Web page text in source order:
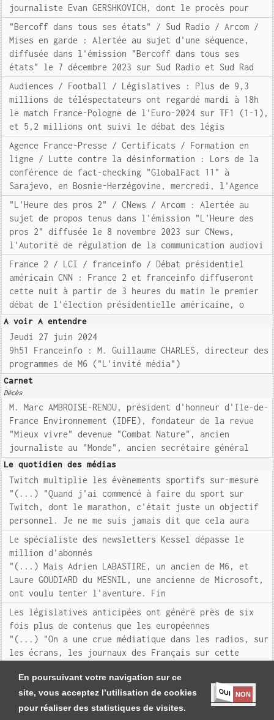
En poursuivant votre navigation sur ce
site, vous acceptez l’utilisation de cookies
pour réaliser des statistiques de visites.
OUI NON
journaliste Evan GERSHKOVICH, dont le procès pour
"Bercoff dans tous ses états" / Sud Radio / Arcom /
Mises en garde : Alertée au sujet d'une séquence,
diffusée dans l'émission "Bercoff dans tous ses
états" le 7 décembre 2023 sur Sud Radio et Sud Rad
Audiences / Football / Législatives : Plus de 9,3
millions de téléspectateurs ont regardé mardi à 18h
le match France-Pologne de l'Euro-2024 sur TF1 (1-1),
et 5,2 millions ont suivi le débat des légis
Agence France-Presse / Certificats / Formation en
ligne / Lutte contre la désinformation : Lors de la
conférence de fact-checking "GlobalFact 11" à
Sarajevo, en Bosnie-Herzégovine, mercredi, l'Agence
"L'Heure des pros 2" / CNews / Arcom : Alertée au
sujet de propos tenus dans l'émission "L'Heure des
pros 2" diffusée le 8 novembre 2023 sur CNews,
l'Autorité de régulation de la communication audiovi
France 2 / LCI / franceinfo / Débat présidentiel
américain CNN : France 2 et franceinfo diffuseront
cette nuit à partir de 3 heures du matin le premier
débat de l'élection présidentielle américaine, o
A voir A entendre
Jeudi 27 juin 2024
9h51 Franceinfo : M. Guillaume CHARLES, directeur des
programmes de M6 ("L'invité média")
Carnet
Décès
M. Marc AMBROISE-RENDU, président d'honneur d'Ile-de-
France Environnement (IDFE), fondateur de la revue
"Mieux vivre" devenue "Combat Nature", ancien
journaliste au "Monde", ancien secrétaire général
Le quotidien des médias
Twitch multiplie les évènements sportifs sur-mesure
"(...) "Quand j'ai commencé à faire du sport sur
Twitch, dont le marathon, c'était juste un objectif
personnel. Je ne me suis jamais dit que cela aura
Le spécialiste des newsletters Kessel dépasse le
million d'abonnés
"(...) Mais Adrien LABASTIRE, un ancien de M6, et
Laure GOUDIARD du MESNIL, une ancienne de Microsoft,
ont voulu tenter l'aventure. Fin
Les législatives anticipées ont généré près de six
fois plus de contenus que les européennes
"(...) "On a une crue médiatique dans les radios, sur
les écrans, les journaux des Français sur cette